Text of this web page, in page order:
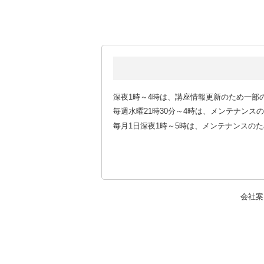
深夜1時～4時は、講座情報更新のため一部
毎週水曜21時30分～4時は、メンテナンス
毎月1日深夜1時～5時は、メンテナンスの
会社